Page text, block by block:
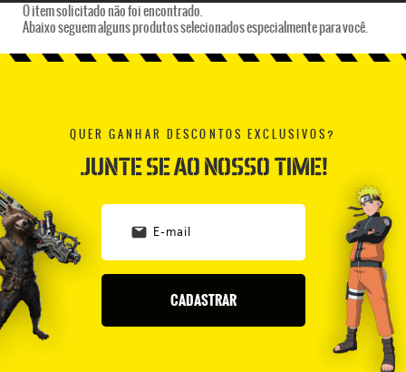
O item solicitado não foi encontrado.
Abaixo seguem alguns produtos selecionados especialmente para você.
QUER GANHAR DESCONTOS EXCLUSIVOS?
JUNTE SE AO NOSSO TIME!
CADASTRAR